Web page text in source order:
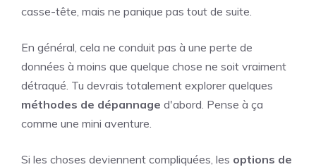
casse-tête, mais ne panique pas tout de suite.
En général, cela ne conduit pas à une perte de
données à moins que quelque chose ne soit vraiment
détraqué. Tu devrais totalement explorer quelques
méthodes de dépannage d'abord. Pense à ça
comme une mini aventure.
Si les choses deviennent compliquées, les options de